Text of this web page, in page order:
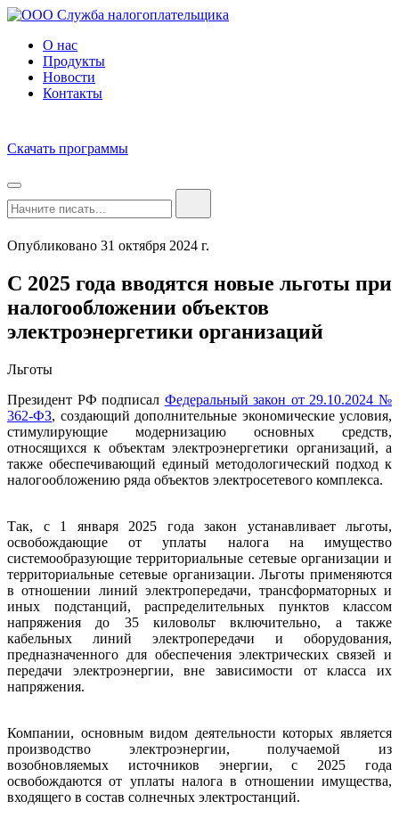
О нас
Продукты
Новости
Контакты
Скачать программы
Опубликовано 31 октября 2024 г.
С 2025 года вводятся новые льготы при
налогообложении объектов
электроэнергетики организаций
Льготы
Президент РФ подписал Федеральный закон от 29.10.2024 №
362-ФЗ, создающий дополнительные экономические условия,
стимулирующие модернизацию основных средств,
относящихся к объектам электроэнергетики организаций, а
также обеспечивающий единый методологический подход к
налогообложению ряда объектов электросетевого комплекса.
Так, с 1 января 2025 года закон устанавливает льготы,
освобождающие от уплаты налога на имущество
системообразующие территориальные сетевые организации и
территориальные сетевые организации. Льготы применяются
в отношении линий электропередачи, трансформаторных и
иных подстанций, распределительных пунктов классом
напряжения до 35 киловольт включительно, а также
кабельных линий электропередачи и оборудования,
предназначенного для обеспечения электрических связей и
передачи электроэнергии, вне зависимости от класса их
напряжения.
Компании, основным видом деятельности которых является
производство электроэнергии, получаемой из
возобновляемых источников энергии, с 2025 года
освобождаются от уплаты налога в отношении имущества,
входящего в состав солнечных электростанций.